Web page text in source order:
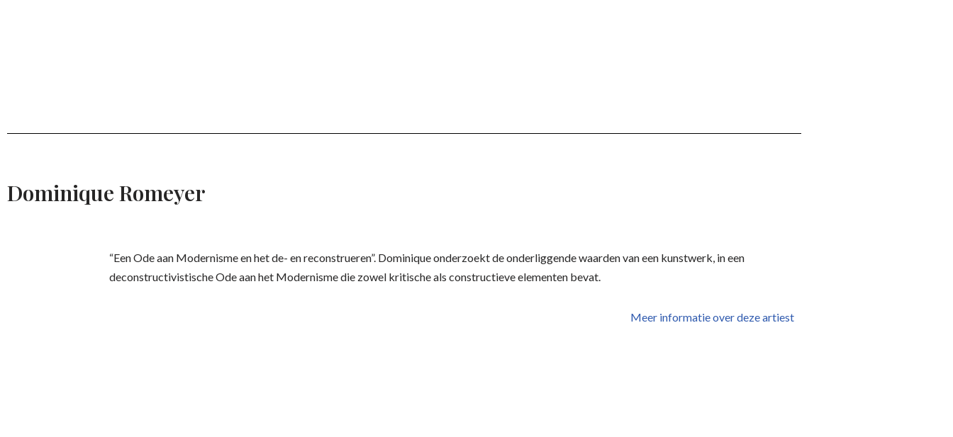
Dominique Romeyer
“Een Ode aan Modernisme en het de- en reconstrueren”. Dominique onderzoekt de onderliggende waarden van een kunstwerk, in een
deconstructivistische Ode aan het Modernisme die zowel kritische als constructieve elementen bevat.
Meer informatie over deze artiest